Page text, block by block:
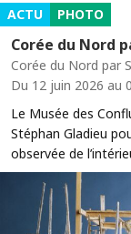
ACTU PHOTO
Corée du Nord
Corée du Nord par
Du 12 juin 2026 au
Le Musée des
Stéphan Gladieu
observée de